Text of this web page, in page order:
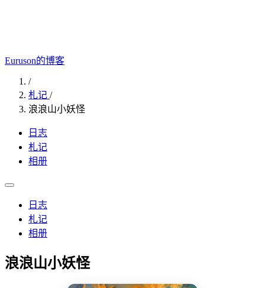
Euruson的博客
/
札记 /
浪浪山小妖怪
日志
札记
相册
日志
札记
相册
浪浪山小妖怪